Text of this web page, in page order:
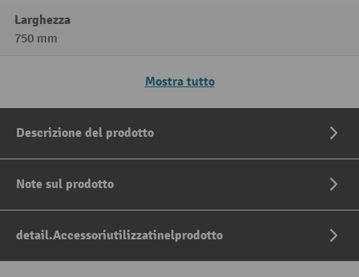
Larghezza
750 mm
Mostra tutto
Descrizione del prodotto
Note sul prodotto
detail.Accessoriutilizzatinelprodotto